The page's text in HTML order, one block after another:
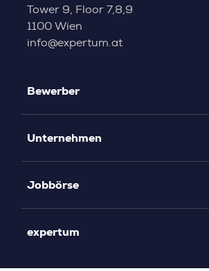
Tower 9, Floor 7,8,9
1100 Wien
info@expertum.at
Bewerber
Unternehmen
Jobbörse
expertum